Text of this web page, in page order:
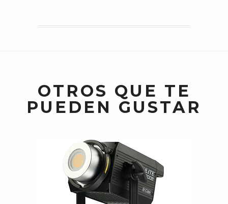
OTROS QUE TE
PUEDEN GUSTAR